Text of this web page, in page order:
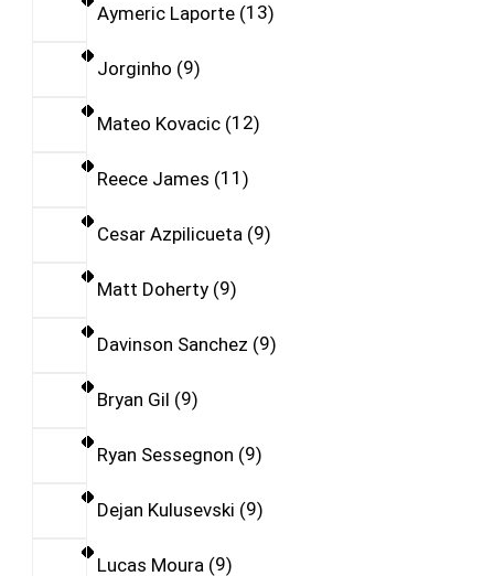
Aymeric Laporte 13
Jorginho 9
Mateo Kovacic 12
Reece James 11
Cesar Azpilicueta 9
Matt Doherty 9
Davinson Sanchez 9
Bryan Gil 9
Ryan Sessegnon 9
Dejan Kulusevski 9
Lucas Moura 9